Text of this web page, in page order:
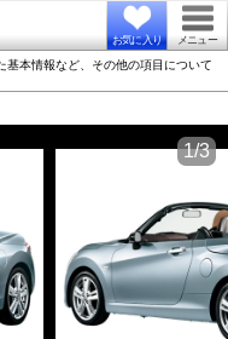
お気に入り メニュー
本情報など、その他の項目について
1/3